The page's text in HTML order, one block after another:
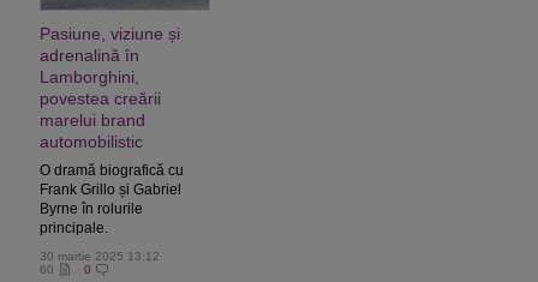
Pasiune, viziune și
adrenalină în
Lamborghini,
povestea creării
marelui brand
automobilistic
O dramă biografică cu
Frank Grillo și Gabriel
Byrne în rolurile
principale.
30 martie 2025 13:12
60
0